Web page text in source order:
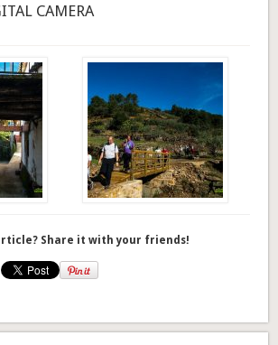
CAMERA
Share it with your friends!